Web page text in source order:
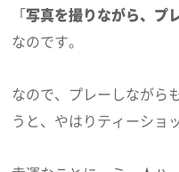
「写真を撮りながら、プ
なのです。
なので、プレーしながら
うと、やはりティーショ